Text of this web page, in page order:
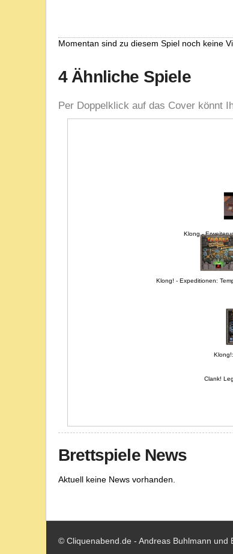
Momentan sind zu diesem Spiel noch keine
4 Ähnliche Spiele
Per Doppelklick auf das Cover könnt
Klong -
Clank!
Klong! - Expeditionen:
Brettspiele News
Aktuell keine News vorhanden.
© Cliquenabend.de - Andreas Buhlmann und